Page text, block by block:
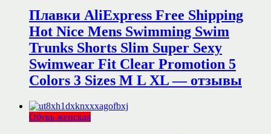
Плавки AliExpress Free Shipping
Hot Nice Mens Swimming Swim
Trunks Shorts Slim Super Sexy
Swimwear Fit Clear Promotion 5
Colors 3 Sizes M L XL — отзывы
Обувь женская